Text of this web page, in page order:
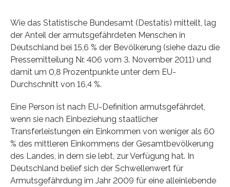
Wie das Statistische Bundesamt (Destatis) mitteilt, lag
der Anteil der armutsgefährdeten Menschen in
Deutschland bei 15,6 % der Bevölkerung (siehe dazu die
Pressemitteilung Nr. 406 vom 3. November 2011) und
damit um 0,8 Prozentpunkte unter dem EU-
Durchschnitt von 16,4 %.
Eine Person ist nach EU-Definition armutsgefährdet,
wenn sie nach Einbeziehung staatlicher
Transferleistungen ein Einkommen von weniger als 60
% des mittleren Einkommens der Gesamtbevölkerung
des Landes, in dem sie lebt, zur Verfügung hat. In
Deutschland belief sich der Schwellenwert für
Armutsgefährdung im Jahr 2009 für eine alleinlebende